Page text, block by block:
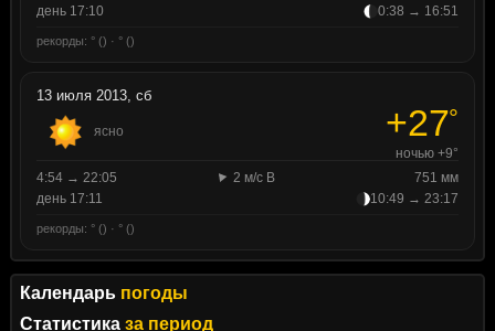
день 17:10
0:38 → 16:51
рекорды: ° () · ° ()
13 июля 2013, сб
ясно +27°
ночью +9°
4:54 → 22:05
2 м/с В
751 мм
день 17:11
10:49 → 23:17
рекорды: ° () · ° ()
Календарь погоды
Статистика за период